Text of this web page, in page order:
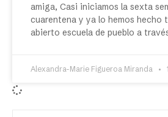
amiga, Casi iniciamos la sexta
cuarentena y ya lo hemos hecho
abierto escuela de pueblo a
Alexandra-Marie Figueroa Miranda